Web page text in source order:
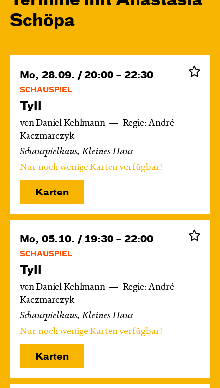
Schöpa
Mo, 28.09. / 20:00 – 22:30
SCHAUSPIEL
Tyll
von Daniel Kehlmann
Regie: André
Kaczmarczyk
Schauspielhaus, Kleines Haus
Nur noch wenige Karten verfügbar!
Karten
Mo, 05.10. / 19:30 – 22:00
SCHAUSPIEL
Tyll
von Daniel Kehlmann
Regie: André
Kaczmarczyk
Schauspielhaus, Kleines Haus
Nur noch wenige Karten verfügbar!
Karten